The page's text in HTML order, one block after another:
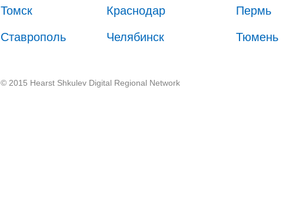
Томск Краснодар Пермь
Ставрополь Челябинск Тюмень
© 2015 Hearst Shkulev Digital Regional Network